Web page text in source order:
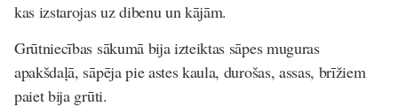
kas izstarojas uz dibenu un kājām.
Grūtniecības sākumā bija izteiktas sāpes muguras
apakšdaļā, sāpēja pie astes kaula, durošas, assas, brīžiem
paiet bija grūti.